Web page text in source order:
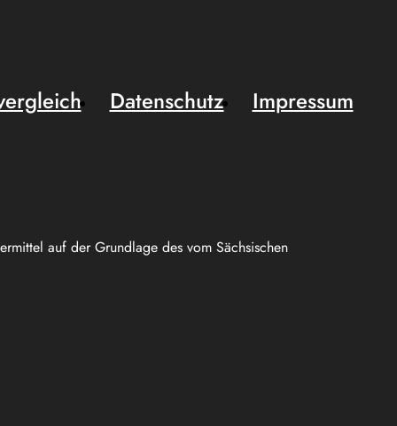
auf der Grundlage des vom Sächsischen
Datenschutz
Impressum